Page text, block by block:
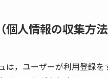
個人情報の収集方法
は，ユーザーが利用登録